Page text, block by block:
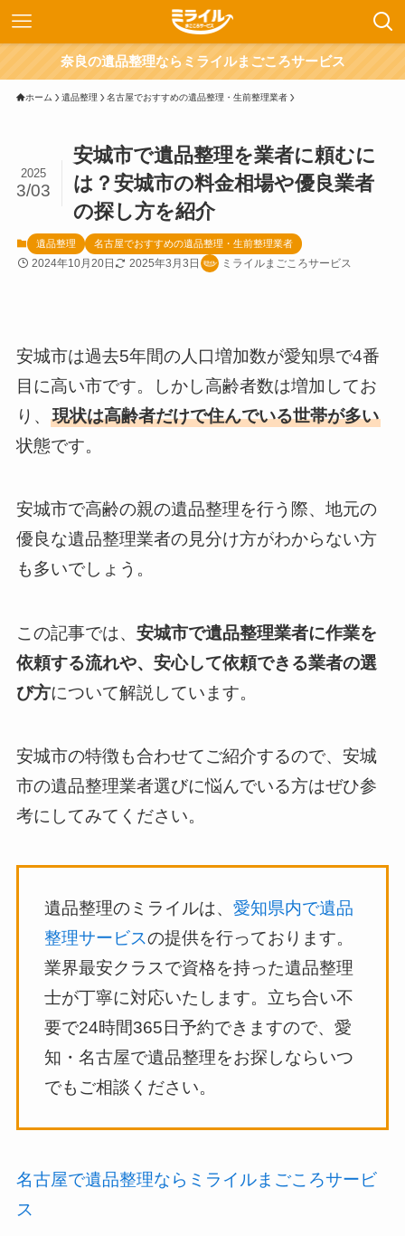
奈良の遺品整理ならミライルまごころサービス
ホーム 遺品整理 名古屋でおすすめの遺品整理・生前整理業者
安城市で遺品整理を業者に頼むに
は？安城市の料金相場や優良業者
の探し方を紹介
2025
3/03
遺品整理 名古屋でおすすめの遺品整理・生前整理業者
2024年10月20日 2025年3月3日 ミライルまごころサービス
安城市は過去5年間の人口増加数が愛知県で4番
目に高い市です。しかし高齢者数は増加してお
り、 現状は高齢者だけで住んでいる世帯が多い
状態です。
安城市で高齢の親の遺品整理を行う際、地元の
優良な遺品整理業者の見分け方がわからない方
も多いでしょう。
この記事では、 安城市で遺品整理業者に作業を
依頼する流れや、安心して依頼できる業者の選
び方について解説しています。
安城市の特徴も合わせてご紹介するので、安城
市の遺品整理業者選びに悩んでいる方はぜひ参
考にしてみてください。
遺品整理のミライルは、愛知県内で遺品
整理サービスの提供を行っております。
業界最安クラスで資格を持った遺品整理
士が丁寧に対応いたします。立ち合い不
要で24時間365日予約できますので、愛
知・名古屋で遺品整理をお探しならいつ
でもご相談ください。
名古屋で遺品整理ならミライルまごころサービ
ス